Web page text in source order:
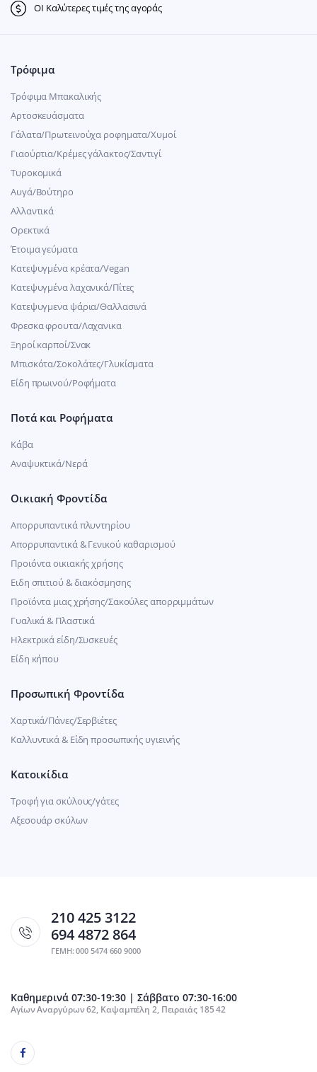
ΟΙ Καλύτερες τιμές της αγοράς
Τρόφιμα
Τρόφιμα Μπακαλικής
Αρτοσκευάσματα
Γάλατα/Πρωτεινούχα ροφηματα/Χυμοί
Γιαούρτια/Κρέμες γάλακτος/Σαντιγί
Τυροκομικά
Αυγά/Βούτηρο
Αλλαντικά
Ορεκτικά
Έτοιμα γεύματα
Κατεψυγμένα κρέατα/Vegan
Kατεψυγμένα λαχανικά/Πίτες
Κατεψυγμενα ψάρια/Θαλλασινά
Φρεσκα φρουτα/Λαχανικα
Ξηροί καρποί/Σνακ
Μπισκότα/Σοκολάτες/Γλυκίσματα
Είδη πρωινού/Ροφήματα
Ποτά και Ροφήματα
Κάβα
Αναψυκτικά/Νερά
Οικιακή Φροντίδα
Απορρυπαντικά πλυντηρίου
Απορρυπαντικά & Γενικού καθαρισμού
Προιόντα οικιακής χρήσης
Ειδη σπιτιού & διακόσμησης
Προϊόντα μιας χρήσης/Σακούλες απορριμμάτων
Γυαλικά & Πλαστικά
Ηλεκτρικά είδη/Συσκευές
Είδη κήπου
Προσωπική Φροντίδα
Χαρτικά/Πάνες/Σερβιέτες
Καλλυντικά & Είδη προσωπικής υγιεινής
Κατοικίδια
Τροφή για σκύλους/γάτες
Αξεσουάρ σκύλων
210 425 3122
694 4872 864
ΓΕΜΗ: 000 5474 660 9000
Καθημερινά 07:30-19:30 | Σάββατο 07:30-16:00
Αγίων Αναργύρων 62, Καψαμπέλη 2, Πειραιάς 185 42